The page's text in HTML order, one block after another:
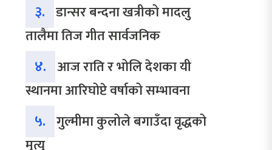
३. डान्सर बन्दना खत्रीको मादलु
तालैमा तिज गीत सार्वजनिक
४. आज राति र भोलि देशका यी
स्थानमा आरिघोप्टे वर्षाको सम्भावना
५. गुल्मीमा कुलोले बगाउँदा वृद्धको
मृत्यु